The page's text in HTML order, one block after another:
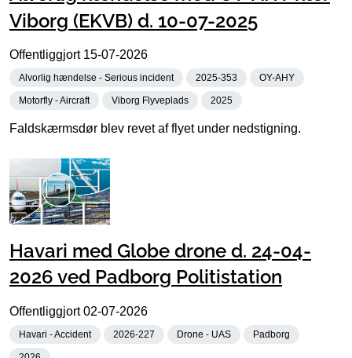
Viborg (EKVB) d. 10-07-2025
Offentliggjort 15-07-2026
Alvorlig hændelse - Serious incident 2025-353 OY-AHY
Motorfly - Aircraft Viborg Flyveplads 2025
Faldskærmsdør blev revet af flyet under nedstigning.
Havari med Globe drone d. 24-04-
2026 ved Padborg Politistation
Offentliggjort02-07-2026
Havari - Accident 2026-227 Drone - UAS Padborg